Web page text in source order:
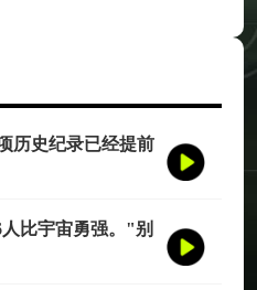
历史纪录已经提前
雄狮将首次站上
比宇宙勇强。"别
，我给您掰开了